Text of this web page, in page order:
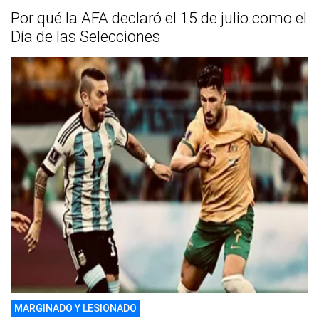
Por qué la AFA declaró el 15 de julio como el
Día de las Selecciones
MARGINADO Y LESIONADO